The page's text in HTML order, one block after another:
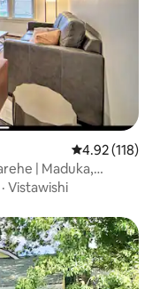
Ukadiriaji wa
4.92 (118)
| Maduka,
· Vistawishi